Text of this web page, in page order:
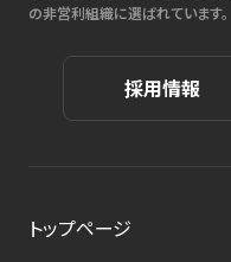
の非営利組織に選ばれています。
採用情報
トップページ